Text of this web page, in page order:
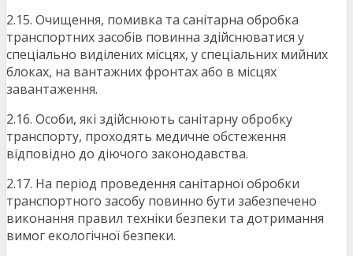
2.15. Очищення, помивка та санітарна обробка
транспортних засобів повинна здійснюватися у
спеціально виділених місцях, у спеціальних мийних
блоках, на вантажних фронтах або в місцях
завантаження.
2.16. Особи, які здійснюють санітарну обробку
транспорту, проходять медичне обстеження
відповідно до діючого законодавства.
2.17. На період проведення санітарної обробки
транспортного засобу повинно бути забезпечено
виконання правил техніки безпеки та дотримання
вимог екологічної безпеки.